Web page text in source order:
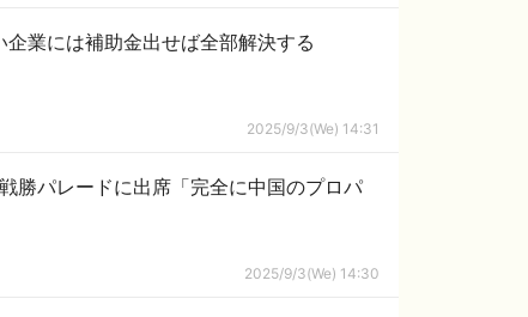
業には補助金出せば全部解決する
2025/9/3(We) 14:31
勝パレードに出席「完全に中国のプロパ
2025/9/3(We) 14:30